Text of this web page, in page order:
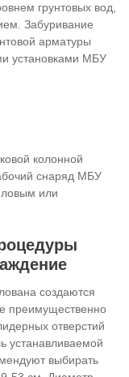
грунтовых вод,
Забуривание
арматуры
установками МБУ
колонной
снаряд МБУ
или
создаются
преимущественно
отверстий
устанавливаемой
выбирать